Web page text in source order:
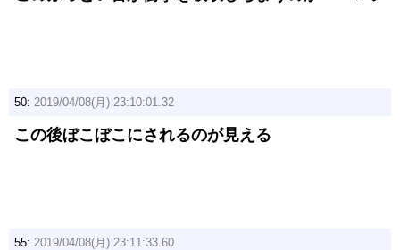
50: 2019/04/08(月) 23:10:01.32
この後ぼこぼこにされるのが見える
55: 2019/04/08(月) 23:11:33.60